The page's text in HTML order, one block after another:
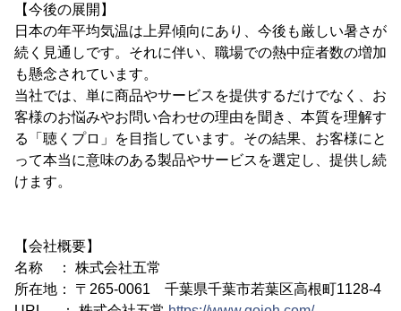
【今後の展開】
日本の年平均気温は上昇傾向にあり、今後も厳しい暑さが
続く見通しです。それに伴い、職場での熱中症者数の増加
も懸念されています。
当社では、単に商品やサービスを提供するだけでなく、お
客様のお悩みやお問い合わせの理由を聞き、本質を理解す
る「聴くプロ」を目指しています。その結果、お客様にと
って本当に意味のある製品やサービスを選定し、提供し続
けます。
【会社概要】
名称 ： 株式会社五常
所在地： 〒265-0061 千葉県千葉市若葉区高根町1128-4